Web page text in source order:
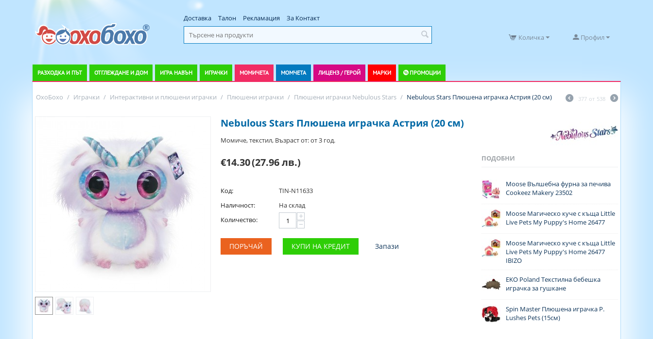
Доставка Талон Рекламация За Контакт
Профил
Количка
РАЗХОДКА И ПЪТ ОТГЛЕЖДАНЕ И ДОМ ИГРА НАВЪН ИГРАЧКИ МОМИЧЕТА МОМЧЕТА ЛИЦЕНЗ / ГЕРОЙ МАРКИ ПРОМОЦИИ
ОхоБохо / Играчки / Интерактивни и плюшени играчки / Плюшени играчки / Плюшени играчки Nebulous Stars / Nebulous Stars Плюшена играчка Астрия (20 см) 377 от 538
Nebulous Stars Плюшена играчка Астрия (20 см)
Момиче, текстил, Възраст от: от 3 год.
€14.30(27.96 лв.)
Код:
TIN-N11633
Наличност:
На склад
Количество:
+
−
ПОРЪЧАЙ КУПИ НА КРЕДИТ Запази
ПОДОБНИ
Moose Вълшебна фурна за печива
Cookeez Makery 23502
Moose Магическо куче с къща Little
Live Pets My Puppy's Home 26477
Moose Магическо куче с къща Little
Live Pets My Puppy's Home 26477
IBIZO
EKO Poland Текстилна бебешка
играчка за гушкане
Spin Master Плюшена играчка P.
Lushes Pets (15см)